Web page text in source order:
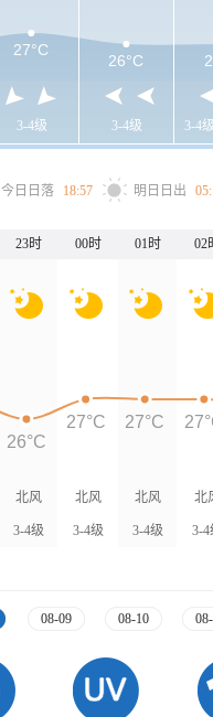
3-4级 3-4级 3-4
27°C
26°C
今日日落 18:57 明日日出
23时 00时 01时 02
北风
3-4级
北风
3-4级
北风
3-4级
北
3-4
26°C
27°C 27°C
08-09 08-10